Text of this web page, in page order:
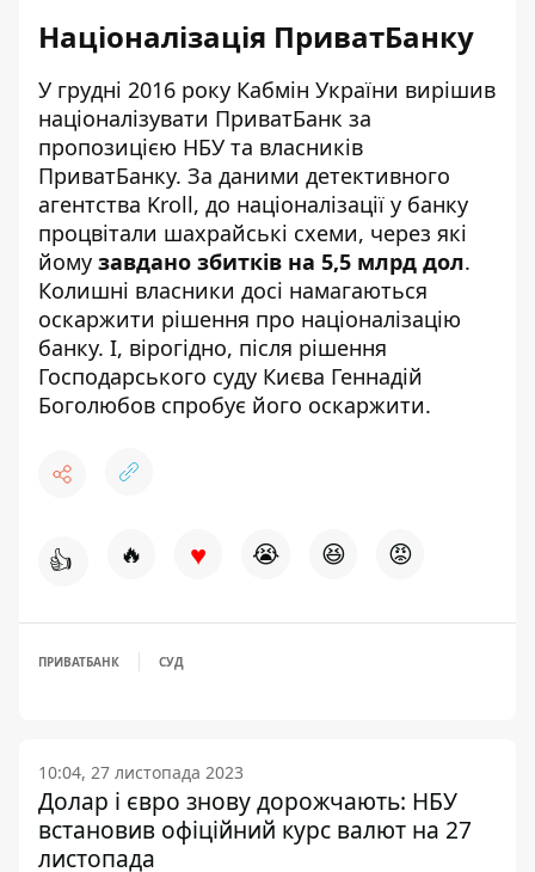
Націоналізація ПриватБанку
У грудні 2016 року Кабмін України вирішив
націоналізувати ПриватБанк за
пропозицією НБУ та власників
ПриватБанку. За даними детективного
агентства Kroll, до націоналізації у банку
процвітали шахрайські схеми, через які
йому завдано збитків на 5,5 млрд дол.
Колишні власники досі намагаються
оскаржити рішення про націоналізацію
банку. І, вірогідно, після рішення
Господарського суду Києва Геннадій
Боголюбов спробує його оскаржити.
👍 🔥 ♥ 😭 😆 😡
ПРИВАТБАНК СУД
10:04, 27 листопада 2023
Долар і євро знову дорожчають: НБУ
встановив офіційний курс валют на 27
листопада